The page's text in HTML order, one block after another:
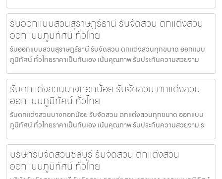
รับออกแบบสวนสุราษฎร์ธานี รับจัดสวน ตกแต่งสวน
ออกแบบภูมิทัศน์ ทั่วไทย
รับออกแบบสวนสุราษฎร์ธานี รับจัดสวน ตกแต่งสวนทุกขนาด ออกแบบ
ภูมิทัศน์ ทั่วไทยราคาเป็นกันเอง เน้นคุณภาพ รับประกันความสวยงาม
รับตกแต่งสวนบางกอกน้อย รับจัดสวน ตกแต่งสวน
ออกแบบภูมิทัศน์ ทั่วไทย
รับตกแต่งสวนบางกอกน้อย รับจัดสวน ตกแต่งสวนทุกขนาด ออกแบบ
ภูมิทัศน์ ทั่วไทยราคาเป็นกันเอง เน้นคุณภาพ รับประกันความสวยงาม ร
บริษัทรับจัดสวนชลบุรี รับจัดสวน ตกแต่งสวน
ออกแบบภูมิทัศน์ ทั่วไทย